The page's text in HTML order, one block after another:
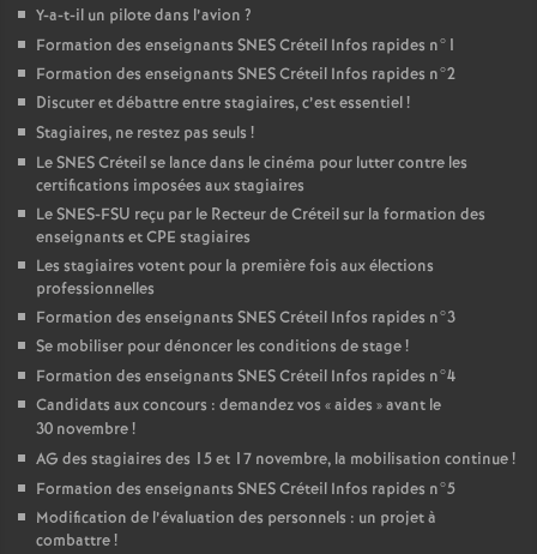
Y-a-t-il un pilote dans l’avion ?
Formation des enseignants SNESCréteil Infos rapides n°1
Formation des enseignants SNESCréteil Infos rapides n°2
Discuter et débattre entre stagiaires, c’est essentiel!
Stagiaires, ne restez pas seuls !
LeSNESCréteil se lance dans le cinéma pour lutter contre les
certifications imposées aux stagiaires
LeSNES-FSU reçu par le Recteur de Créteil sur la formation des
enseignants etCPE stagiaires
Les stagiaires votent pour la première fois aux élections
professionnelles
Formation des enseignants SNESCréteil Infos rapides n°3
Se mobiliser pour dénoncer les conditions de stage!
Formation des enseignants SNESCréteil Infos rapides n°4
Candidats aux concours : demandez vos «aides » avant le
30 novembre!
AG des stagiaires des 15 et 17 novembre, la mobilisation continue!
Formation des enseignants SNESCréteil Infos rapides n°5
Modification de l’évaluation des personnels : un projet à
combattre!